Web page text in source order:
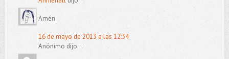
Amén
16 de mayo de 2013 a las 12:34
Anónimo dijo...